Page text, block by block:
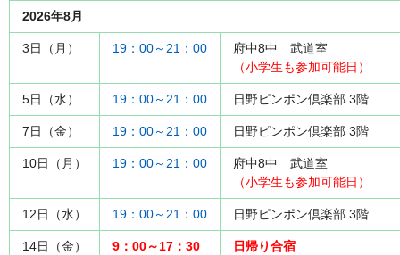
2026年8月
3日（月） 19：00～21：00
府中8中 武道室
（小学生も参加可能日）
5日（水） 19：00～21：00 日野ピンポン倶楽部 3階
7日（金） 19：00～21：00 日野ピンポン倶楽部 3階
10日（月） 19：00～21：00
府中8中 武道室
（小学生も参加可能日）
12日（水） 19：00～21：00 日野ピンポン倶楽部 3階
14日（金） 9：00～17：30
日帰り合宿